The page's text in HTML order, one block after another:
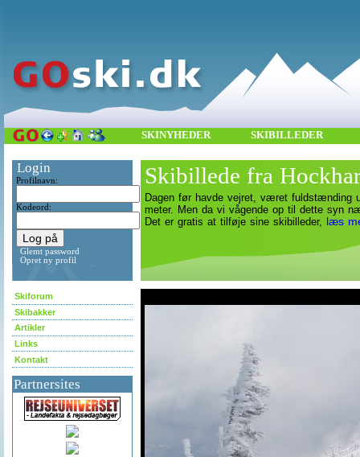
SKINYHEDER SKIBILLEDER
Login
Profilnavn:
Kodeord:
Glemt password
Opret ny profil
Skiforum
Skibakker
Artikler
Links
Kontakt
Partnersites
Skibillede fra
Dagen før havde vejret, været fuldstænding
meter. Men da vi vågende op til dette syn
Det er gratis at tilføje sine skibilleder, læs